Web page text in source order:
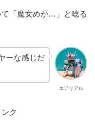
て「魔女めが…」と唸る
エアリアル
ーな感じだ
ク